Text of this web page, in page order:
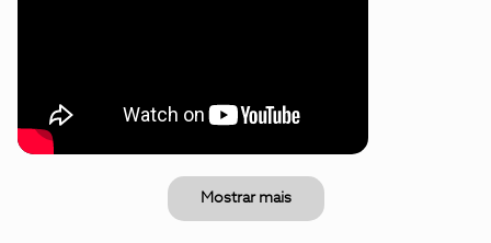
Mostrar mais